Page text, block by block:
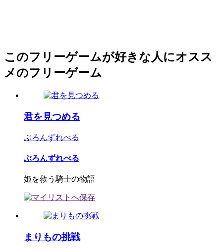
このフリーゲームが好きな人にオスス
メのフリーゲーム
君を見つめる
ぶろんずれべる
ぶろんずれべる
姫を救う騎士の物語
まりもの挑戦